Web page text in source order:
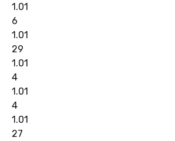
1.01
6
1.01
29
1.01
4
1.01
4
1.01
27